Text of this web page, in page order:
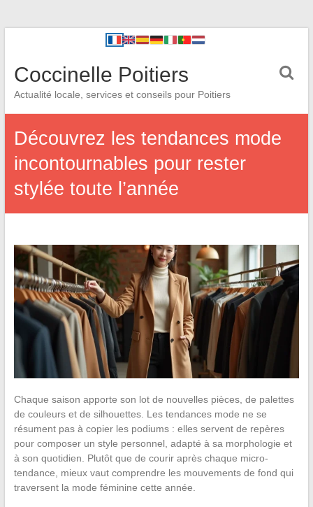
Coccinelle Poitiers
Actualité locale, services et conseils pour Poitiers
Découvrez les tendances mode
incontournables pour rester
stylée toute l’année
Chaque saison apporte son lot de nouvelles pièces, de palettes
de couleurs et de silhouettes. Les tendances mode ne se
résument pas à copier les podiums : elles servent de repères
pour composer un style personnel, adapté à sa morphologie et
à son quotidien. Plutôt que de courir après chaque micro-
tendance, mieux vaut comprendre les mouvements de fond qui
traversent la mode féminine cette année.